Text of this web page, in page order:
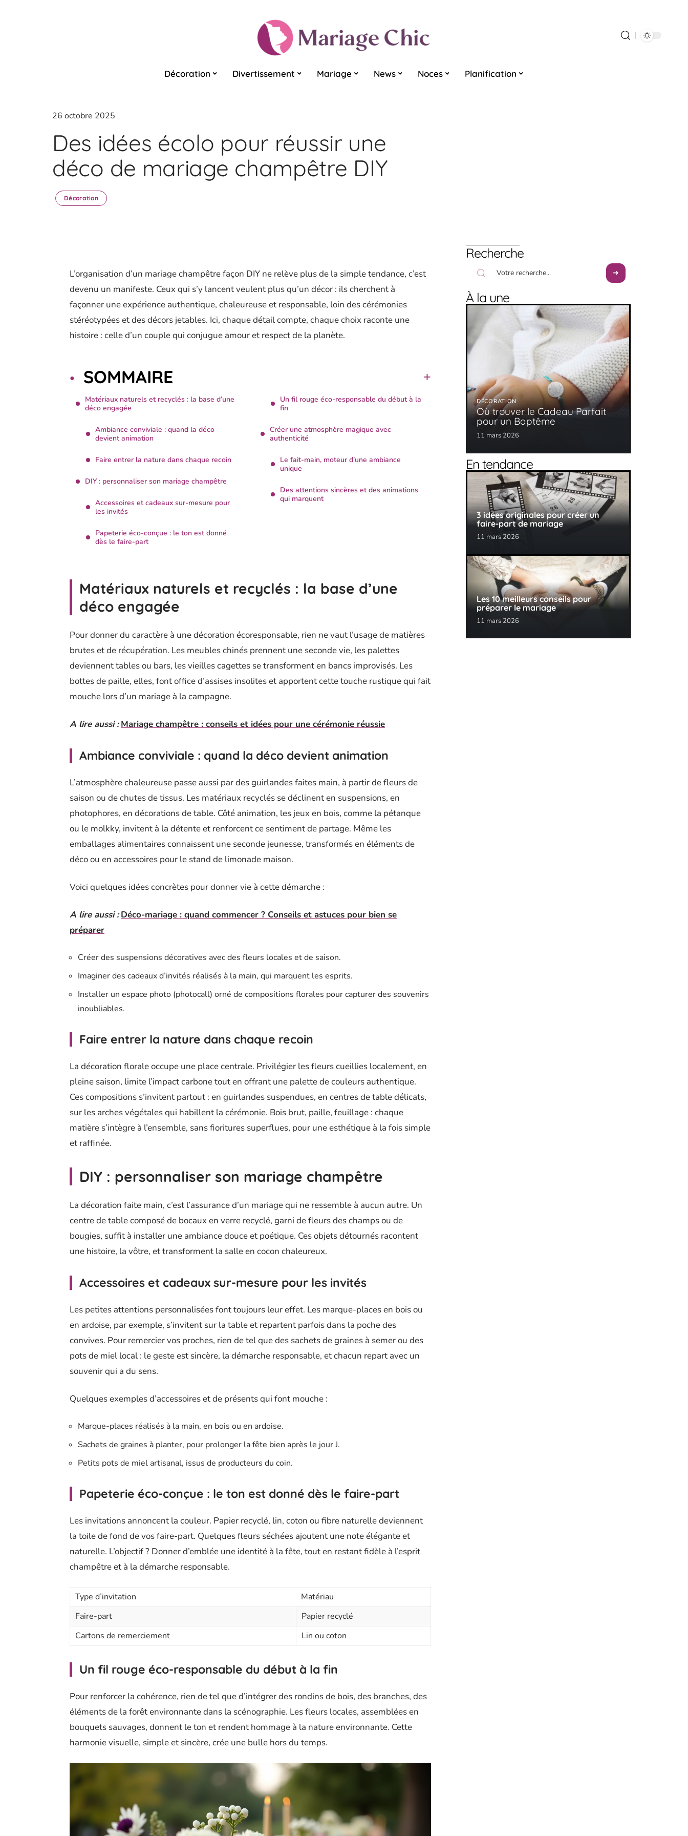
Décoration Divertissement Mariage News Noces Planification
26 octobre 2025
Des idées écolo pour réussir une
déco de mariage champêtre DIY
Décoration
L’organisation d’un mariage champêtre façon DIY ne relève plus de la simple tendance, c’est
devenu un manifeste. Ceux qui s’y lancent veulent plus qu’un décor : ils cherchent à
façonner une expérience authentique, chaleureuse et responsable, loin des cérémonies
stéréotypées et des décors jetables. Ici, chaque détail compte, chaque choix raconte une
histoire : celle d’un couple qui conjugue amour et respect de la planète.
SOMMAIRE
Matériaux naturels et recyclés : la base d’une
déco engagée
Ambiance conviviale : quand la déco
devient animation
Faire entrer la nature dans chaque recoin
DIY : personnaliser son mariage champêtre
Accessoires et cadeaux sur-mesure pour
les invités
Papeterie éco-conçue : le ton est donné
dès le faire-part
Un fil rouge éco-responsable du début à la
fin
Créer une atmosphère magique avec
authenticité
Le fait-main, moteur d’une ambiance
unique
Des attentions sincères et des animations
qui marquent
Matériaux naturels et recyclés : la base d’une
déco engagée
Pour donner du caractère à une décoration écoresponsable, rien ne vaut l’usage de matières
brutes et de récupération. Les meubles chinés prennent une seconde vie, les palettes
deviennent tables ou bars, les vieilles cagettes se transforment en bancs improvisés. Les
bottes de paille, elles, font office d’assises insolites et apportent cette touche rustique qui fait
mouche lors d’un mariage à la campagne.
A lire aussi : Mariage champêtre : conseils et idées pour une cérémonie réussie
Ambiance conviviale : quand la déco devient animation
L’atmosphère chaleureuse passe aussi par des guirlandes faites main, à partir de fleurs de
saison ou de chutes de tissus. Les matériaux recyclés se déclinent en suspensions, en
photophores, en décorations de table. Côté animation, les jeux en bois, comme la pétanque
ou le molkky, invitent à la détente et renforcent ce sentiment de partage. Même les
emballages alimentaires connaissent une seconde jeunesse, transformés en éléments de
déco ou en accessoires pour le stand de limonade maison.
Voici quelques idées concrètes pour donner vie à cette démarche :
A lire aussi : Déco-mariage : quand commencer ? Conseils et astuces pour bien se
préparer
Créer des suspensions décoratives avec des fleurs locales et de saison.
Imaginer des cadeaux d’invités réalisés à la main, qui marquent les esprits.
Installer un espace photo (photocall) orné de compositions florales pour capturer des souvenirs
inoubliables.
Faire entrer la nature dans chaque recoin
La décoration florale occupe une place centrale. Privilégier les fleurs cueillies localement, en
pleine saison, limite l’impact carbone tout en offrant une palette de couleurs authentique.
Ces compositions s’invitent partout : en guirlandes suspendues, en centres de table délicats,
sur les arches végétales qui habillent la cérémonie. Bois brut, paille, feuillage : chaque
matière s’intègre à l’ensemble, sans fioritures superflues, pour une esthétique à la fois simple
et raffinée.
DIY : personnaliser son mariage champêtre
La décoration faite main, c’est l’assurance d’un mariage qui ne ressemble à aucun autre. Un
centre de table composé de bocaux en verre recyclé, garni de fleurs des champs ou de
bougies, suffit à installer une ambiance douce et poétique. Ces objets détournés racontent
une histoire, la vôtre, et transforment la salle en cocon chaleureux.
Accessoires et cadeaux sur-mesure pour les invités
Les petites attentions personnalisées font toujours leur effet. Les marque-places en bois ou
en ardoise, par exemple, s’invitent sur la table et repartent parfois dans la poche des
convives. Pour remercier vos proches, rien de tel que des sachets de graines à semer ou des
pots de miel local : le geste est sincère, la démarche responsable, et chacun repart avec un
souvenir qui a du sens.
Quelques exemples d’accessoires et de présents qui font mouche :
Marque-places réalisés à la main, en bois ou en ardoise.
Sachets de graines à planter, pour prolonger la fête bien après le jour J.
Petits pots de miel artisanal, issus de producteurs du coin.
Papeterie éco-conçue : le ton est donné dès le faire-part
Les invitations annoncent la couleur. Papier recyclé, lin, coton ou fibre naturelle deviennent
la toile de fond de vos faire-part. Quelques fleurs séchées ajoutent une note élégante et
naturelle. L’objectif ? Donner d’emblée une identité à la fête, tout en restant fidèle à l’esprit
champêtre et à la démarche responsable.
Type d’invitation
Matériau
Faire-part
Papier recyclé
Cartons de remerciement
Lin ou coton
Un fil rouge éco-responsable du début à la fin
Pour renforcer la cohérence, rien de tel que d’intégrer des rondins de bois, des branches, des
éléments de la forêt environnante dans la scénographie. Les fleurs locales, assemblées en
bouquets sauvages, donnent le ton et rendent hommage à la nature environnante. Cette
harmonie visuelle, simple et sincère, crée une bulle hors du temps.
Recherche
À la une
DÉCORATION
Où trouver le Cadeau Parfait
pour un Baptême
11 mars 2026
En tendance
3 idées originales pour créer un
faire-part de mariage
11 mars 2026
Les 10 meilleurs conseils pour
préparer le mariage
11 mars 2026